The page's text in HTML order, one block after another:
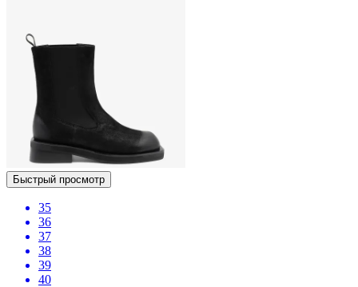
Быстрый просмотр
35
36
37
38
39
40